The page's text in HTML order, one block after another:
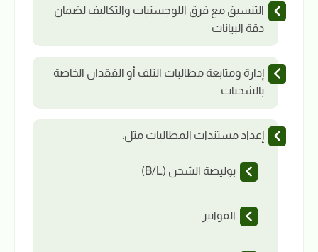
التنسيق مع فرق اللوجستيات والتكاليف لضمان
دقة البيانات
إدارة ومتابعة مطالبات التلف أو الفقدان الخاصة
بالشحنات
إعداد مستندات المطالبات مثل:
بوليصة الشحن (B/L)
الفواتير